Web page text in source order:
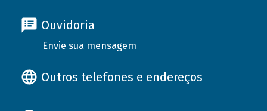
Ouvidoria
Envie sua mensagem
Outros telefones e endereços